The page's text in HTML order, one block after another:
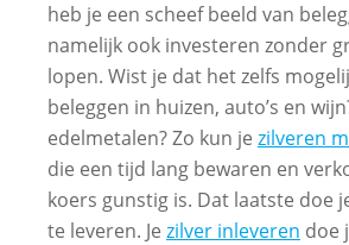
heb je een scheef beeld van
namelijk ook investeren zonder
lopen. Wist je dat het zelfs
beleggen in huizen, auto’s en
edelmetalen? Zo kun je zilveren
die een tijd lang bewaren en
koers gunstig is. Dat laatste doe
te leveren. Je zilver inleveren doe